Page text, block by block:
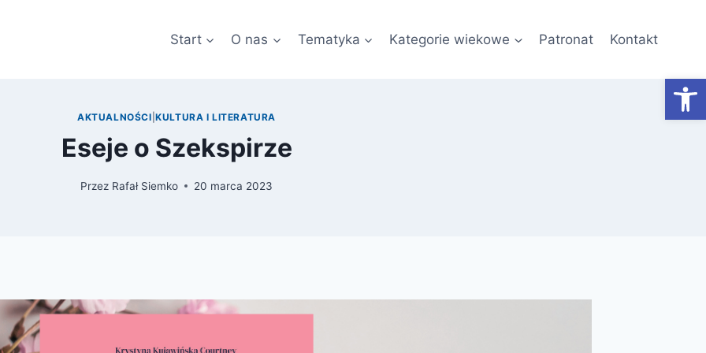
Start O nas Tematyka Kategorie wiekowe Patronat Kontakt
AKTUALNOŚCI |KULTURA I LITERATURA
Eseje o Szekspirze
Przez Rafał Siemko 20 marca 2023